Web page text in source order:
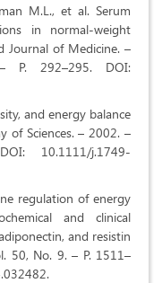
M.L., et al. Serum
in normal-weight
Journal of Medicine. –
292–295. DOI:
and energy balance
of Sciences. – 2002. –
10.1111/j.1749-
regulation of energy
and clinical
and resistin
50, No. 9. – P. 1511–